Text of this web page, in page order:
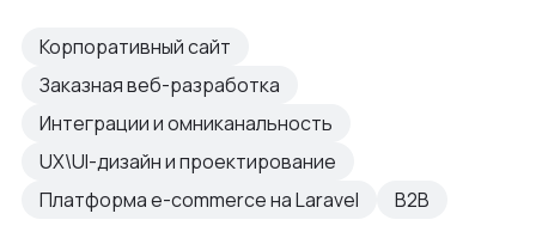
Корпоративный сайт
Заказная веб-разработка
Интеграции и омниканальность
UX\UI-дизайн и проектирование
Платформа e-commerce на Laravel
B2B